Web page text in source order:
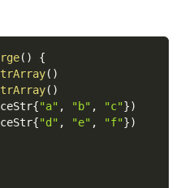
( )
{
( )
( )
{"a" , "b" , "c"})
{"d" , "e" , "f"})